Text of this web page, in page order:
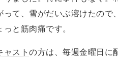
って、雪がだいぶ溶けたの
っと筋肉痛です。
ャストの方は、毎週金曜日に